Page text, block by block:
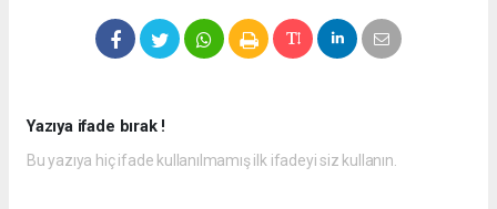
Yazıya ifade bırak !
Bu yazıya hiç ifade kullanılmamış ilk ifadeyi siz kullanın.